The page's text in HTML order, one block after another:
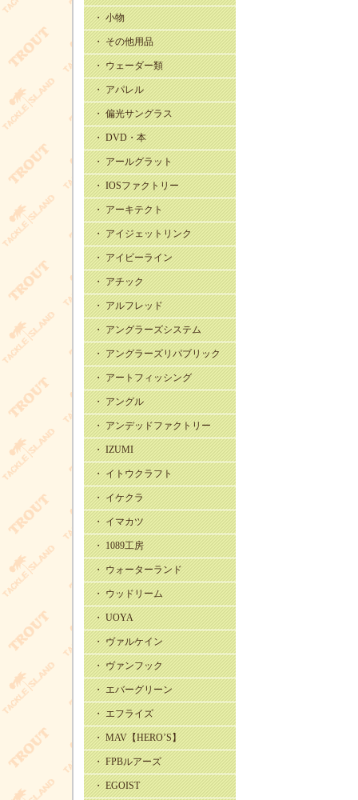
・ 小物
・ その他用品
・ ウェーダー類
・ アパレル
・ 偏光サングラス
・ DVD・本
・ アールグラット
・ IOSファクトリー
・ アーキテクト
・ アイジェットリンク
・ アイビーライン
・ アチック
・ アルフレッド
・ アングラーズシステム
・ アングラーズリパブリック
・ アートフィッシング
・ アングル
・ アンデッドファクトリー
・ IZUMI
・ イトウクラフト
・ イケクラ
・ イマカツ
・ 1089工房
・ ウォーターランド
・ ウッドリーム
・ UOYA
・ ヴァルケイン
・ ヴァンフック
・ エバーグリーン
・ エフライズ
・ MAV【HERO’S】
・ FPBルアーズ
・ EGOIST